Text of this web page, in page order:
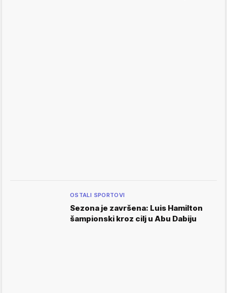
OSTALI SPORTOVI
Sezona je završena: Luis Hamilton
šampionski kroz cilj u Abu Dabiju